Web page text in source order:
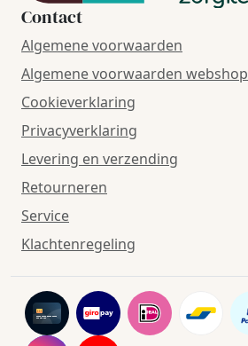
Contact
Algemene voorwaarden
Algemene voorwaarden webshop
Cookieverklaring
Privacyverklaring
Levering en verzending
Retourneren
Service
Klachtenregeling